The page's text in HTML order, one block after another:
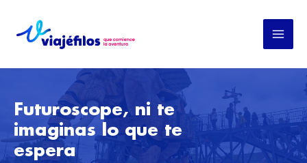
Futuroscope, ni te
imaginas lo que te
espera